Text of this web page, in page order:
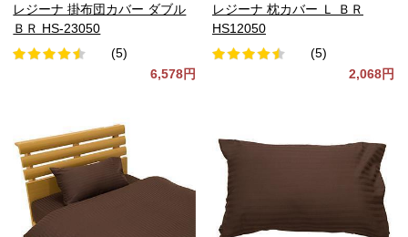
レジーナ 掛布団カバー ダブル
ＢＲ HS-23050
(5)
6,578円
レジーナ 枕カバー Ｌ ＢＲ
HS12050
(5)
2,068円